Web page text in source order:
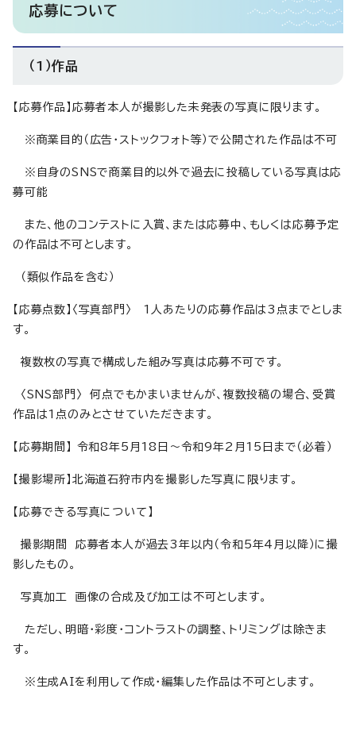
応募について
（1）作品
【応募作品】応募者本人が撮影した未発表の写真に限ります。
※商業目的（広告・ストックフォト等）で公開された作品は不可
※自身のSNSで商業目的以外で過去に投稿している写真は応
募可能
また、他のコンテストに入賞、または応募中、もしくは応募予定
の作品は不可とします。
（類似作品を含む）
【応募点数】〈写真部門〉 1人あたりの応募作品は3点までとしま
す。
複数枚の写真で構成した組み写真は応募不可です。
〈SNS部門〉 何点でもかまいませんが、複数投稿の場合、受賞
作品は1点のみとさせていただきます。
【応募期間】 令和8年5月18日～令和9年2月15日まで（必着）
【撮影場所】北海道石狩市内を撮影した写真に限ります。
【応募できる写真について】
撮影期間 応募者本人が過去3年以内（令和5年4月以降）に撮
影したもの。
写真加工 画像の合成及び加工は不可とします。
ただし、明暗・彩度・コントラストの調整、トリミングは除きま
す。
※生成AIを利用して作成・編集した作品は不可とします。